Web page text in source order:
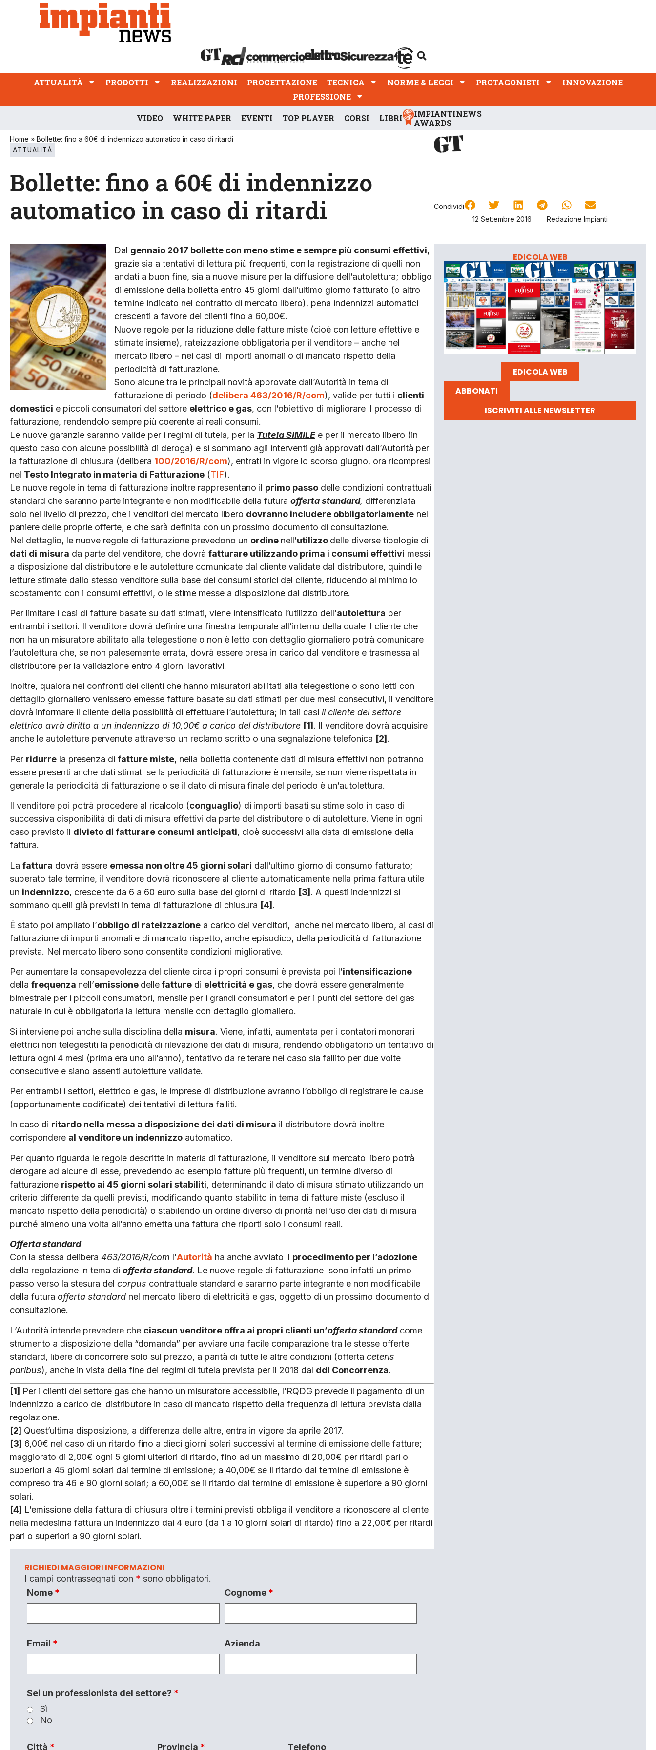
ATTUALITÀ PRODOTTI REALIZZAZIONI
PROFESSIONE
ATTUALITÀ PRODOTTI REALIZZAZIONI PROGETTAZIONE TECNICA NORME & LEGGI PROTAGONISTI
INNOVAZIONE
PROFESSIONE
VIDEO WHITE PAPER EVENTI TOP PLAYER CORSI LIBRI
IMPIANTINEWS
AWARDS
Home » Bollette: fino a 60€ di indennizzo automatico in caso di ritardi
ATTUALITÀ
Bollette: fino a 60€ di indennizzo
automatico in caso di ritardi
Condividi
12 Settembre 2016
Redazione Impianti
Dal gennaio 2017 bollette con meno stime e sempre più consumi effettivi,
grazie sia a tentativi di lettura più frequenti, con la registrazione di quelli non
andati a buon fine, sia a nuove misure per la diffusione dell’autolettura; obbligo
di emissione della bolletta entro 45 giorni dall’ultimo giorno fatturato (o altro
termine indicato nel contratto di mercato libero), pena indennizzi automatici
crescenti a favore dei clienti fino a 60,00€.
Nuove regole per la riduzione delle fatture miste (cioè con letture effettive e
stimate insieme), rateizzazione obbligatoria per il venditore – anche nel
mercato libero – nei casi di importi anomali o di mancato rispetto della
periodicità di fatturazione.
Sono alcune tra le principali novità approvate dall’Autorità in tema di
fatturazione di periodo (delibera 463/2016/R/com), valide per tutti i clienti
domestici e piccoli consumatori del settore elettrico e gas, con l’obiettivo di migliorare il processo di
fatturazione, rendendolo sempre più coerente ai reali consumi.
Le nuove garanzie saranno valide per i regimi di tutela, per la Tutela SIMILEe per il mercato libero (in
questo caso con alcune possibilità di deroga) e si sommano agli interventi già approvati dall’Autorità per
la fatturazione di chiusura (delibera 100/2016/R/com), entrati in vigore lo scorso giugno, ora ricompresi
nel Testo Integrato in materia di Fatturazione (TIF).
Le nuove regole in tema di fatturazione inoltre rappresentano il primo passo delle condizioni contrattuali
standard che saranno parte integrante e non modificabile della futura offerta standard, differenziata
solo nel livello di prezzo, che i venditori del mercato libero dovranno includere obbligatoriamente nel
paniere delle proprie offerte, e che sarà definita con un prossimo documento di consultazione.
Nel dettaglio, le nuove regole di fatturazione prevedono un ordine nell’utilizzo delle diverse tipologie di
dati di misura da parte del venditore, che dovrà fatturare utilizzando prima i consumi effettivi messi
a disposizione dal distributore e le autoletture comunicate dal cliente validate dal distributore, quindi le
letture stimate dallo stesso venditore sulla base dei consumi storici del cliente, riducendo al minimo lo
scostamento con i consumi effettivi, o le stime messe a disposizione dal distributore.
Per limitare i casi di fatture basate su dati stimati, viene intensificato l’utilizzo dell’autolettura per
entrambi i settori. Il venditore dovrà definire una finestra temporale all’interno della quale il cliente che
non ha un misuratore abilitato alla telegestione o non è letto con dettaglio giornaliero potrà comunicare
l’autolettura che, se non palesemente errata, dovrà essere presa in carico dal venditore e trasmessa al
distributore per la validazione entro 4 giorni lavorativi.
Inoltre, qualora nei confronti dei clienti che hanno misuratori abilitati alla telegestione o sono letti con
dettaglio giornaliero venissero emesse fatture basate su dati stimati per due mesi consecutivi, il venditore
dovrà informare il cliente della possibilità di effettuare l’autolettura; in tali casi il cliente del settore
elettrico avrà diritto a un indennizzo di 10,00€ a carico del distributore [1] . Il venditore dovrà acquisire
anche le autoletture pervenute attraverso un reclamo scritto o una segnalazione telefonica [2] .
Per ridurre la presenza di fatture miste, nella bolletta contenente dati di misura effettivi non potranno
essere presenti anche dati stimati se la periodicità di fatturazione è mensile, se non viene rispettata in
generale la periodicità di fatturazione o se il dato di misura finale del periodo è un’autolettura.
Il venditore poi potrà procedere al ricalcolo (conguaglio) di importi basati su stime solo in caso di
successiva disponibilità di dati di misura effettivi da parte del distributore o di autoletture. Viene in ogni
caso previsto il divieto di fatturare consumi anticipati, cioè successivi alla data di emissione della
fattura.
La fattura dovrà essere emessa non oltre 45 giorni solari dall’ultimo giorno di consumo fatturato;
superato tale termine, il venditore dovrà riconoscere al cliente automaticamente nella prima fattura utile
un indennizzo, crescente da 6 a 60 euro sulla base dei giorni di ritardo [3]. A questi indennizzi si
sommano quelli già previsti in tema di fatturazione di chiusura [4].
É stato poi ampliato l’obbligo di rateizzazione a carico dei venditori, anche nel mercato libero, ai casi di
fatturazione di importi anomali e di mancato rispetto, anche episodico, della periodicità di fatturazione
prevista. Nel mercato libero sono consentite condizioni migliorative.
Per aumentare la consapevolezza del cliente circa i propri consumi è prevista poi l’intensificazione
della frequenza nell’emissione dellefatture di elettricità e gas, che dovrà essere generalmente
bimestrale per i piccoli consumatori, mensile per i grandi consumatori e per i punti del settore del gas
naturale in cui è obbligatoria la lettura mensile con dettaglio giornaliero.
Si interviene poi anche sulla disciplina della misura. Viene, infatti, aumentata per i contatori monorari
elettrici non telegestiti la periodicità di rilevazione dei dati di misura, rendendo obbligatorio un tentativo di
lettura ogni 4 mesi (prima era uno all’anno), tentativo da reiterare nel caso sia fallito per due volte
consecutive e siano assenti autoletture validate.
Per entrambi i settori, elettrico e gas, le imprese di distribuzione avranno l’obbligo di registrare le cause
(opportunamente codificate) dei tentativi di lettura falliti.
In caso di ritardo nella messa a disposizione dei dati di misura il distributore dovrà inoltre
corrispondere al venditore un indennizzo automatico.
Per quanto riguarda le regole descritte in materia di fatturazione, il venditore sul mercato libero potrà
derogare ad alcune di esse, prevedendo ad esempio fatture più frequenti, un termine diverso di
fatturazione rispetto ai 45 giorni solari stabiliti, determinando il dato di misura stimato utilizzando un
criterio differente da quelli previsti, modificando quanto stabilito in tema di fatture miste (escluso il
mancato rispetto della periodicità) o stabilendo un ordine diverso di priorità nell’uso dei dati di misura
purché almeno una volta all’anno emetta una fattura che riporti solo i consumi reali.
Offerta standard
Con la stessa delibera 463/2016/R/com l’Autorità ha anche avviato il procedimento per l’adozione
della regolazione in tema di offerta standard. Le nuove regole di fatturazione sono infatti un primo
passo verso la stesura del corpus contrattuale standard e saranno parte integrante e non modificabile
della futura offerta standard nel mercato libero di elettricità e gas, oggetto di un prossimo documento di
consultazione.
L’Autorità intende prevedere che ciascun venditore offra ai propri clienti un’offerta standard come
strumento a disposizione della “domanda” per avviare una facile comparazione tra le stesse offerte
standard, libere di concorrere solo sul prezzo, a parità di tutte le altre condizioni (offerta ceteris
paribus), anche in vista della fine dei regimi di tutela prevista per il 2018 dal ddl Concorrenza.
[1] Per i clienti del settore gas che hanno un misuratore accessibile, l’RQDG prevede il pagamento di un
indennizzo a carico del distributore in caso di mancato rispetto della frequenza di lettura prevista dalla
regolazione.
[2] Quest’ultima disposizione, a differenza delle altre, entra in vigore da aprile 2017.
[3] 6,00€ nel caso di un ritardo fino a dieci giorni solari successivi al termine di emissione delle fatture;
maggiorato di 2,00€ ogni 5 giorni ulteriori di ritardo, fino ad un massimo di 20,00€ per ritardi pari o
superiori a 45 giorni solari dal termine di emissione; a 40,00€ se il ritardo dal termine di emissione è
compreso tra 46 e 90 giorni solari; a 60,00€ se il ritardo dal termine di emissione è superiore a 90 giorni
solari.
[4] L’emissione della fattura di chiusura oltre i termini previsti obbliga il venditore a riconoscere al cliente
nella medesima fattura un indennizzo dai 4 euro (da 1 a 10 giorni solari di ritardo) fino a 22,00€ per ritardi
pari o superiori a 90 giorni solari.
RICHIEDI MAGGIORI INFORMAZIONI
I campi contrassegnati con * sono obbligatori.
Nome * Cognome *
Email * Azienda
Sei un professionista del settore? *
Sì
No
Città * Provincia * Telefono
EDICOLA WEB
EDICOLA WEB
ABBONATI
ISCRIVITI ALLE NEWSLETTER